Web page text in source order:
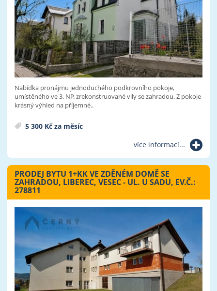
Nabídka pronájmu jednoduchého podkrovního pokoje,
umístěného ve 3. NP. zrekonstruované vily se zahradou. Z pokoje
krásný výhled na příjemné..
5 300 Kč za měsíc
více informací...
PRODEJ BYTU 1+KK VE ZDĚNÉM DOMĚ SE
ZAHRADOU, LIBEREC, VESEC - UL. U SADU, EV.Č.:
278811